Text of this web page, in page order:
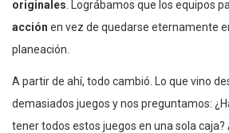
originales . Lográbamos que los equipos
acción en vez de quedarse eternamente
planeación.
A partir de ahí, todo cambió. Lo que vino
demasiados juegos y nos preguntamos:
tener todos estos juegos en una sola caja?